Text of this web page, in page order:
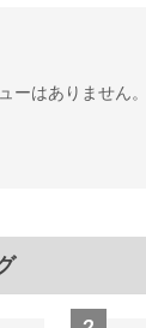
ーはありません。